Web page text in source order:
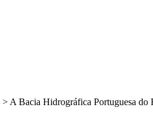
> A Bacia Hidrográfica Portuguesa do